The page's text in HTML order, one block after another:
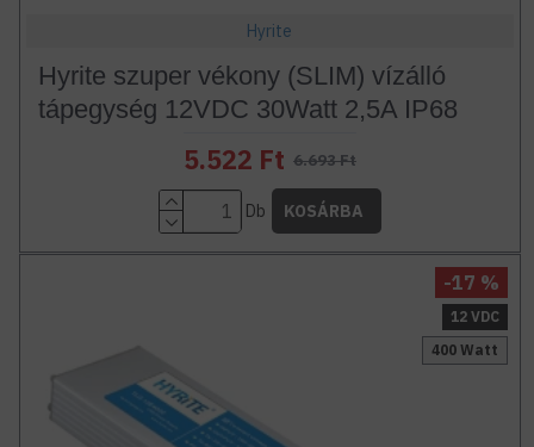
Hyrite
Hyrite szuper vékony (SLIM) vízálló
tápegység 12VDC 30Watt 2,5A IP68
5.522 Ft 6.693 Ft
Db KOSÁRBA
12 VDC
400 Watt
-17 %